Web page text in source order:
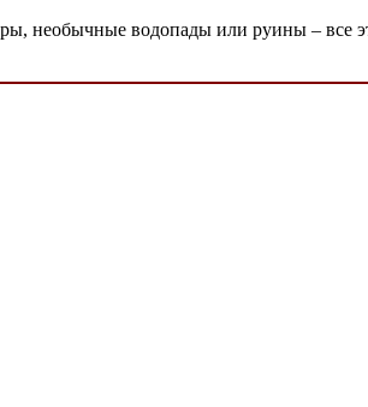
необычные водопады или руины – все